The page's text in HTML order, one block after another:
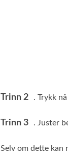
Trinn 2 . Trykk
Trinn 3 . Juster
Selv om dette kan